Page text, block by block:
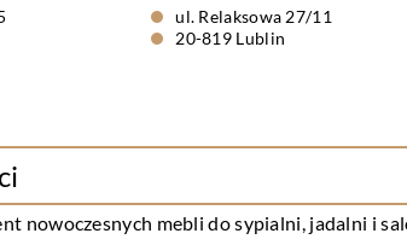
ul. Relaksowa 27/11
20-819 Lublin
nowoczesnych mebli do sypialni, jadalni i